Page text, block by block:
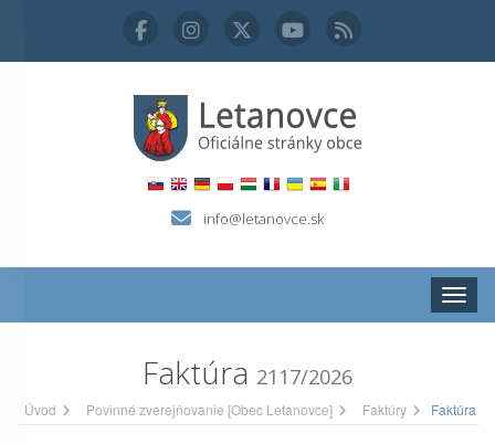
info@letanovce.sk
Faktúra 2117/2026
Úvod Povinné zverejňovanie [Obec Letanovce] Faktúry Faktúra